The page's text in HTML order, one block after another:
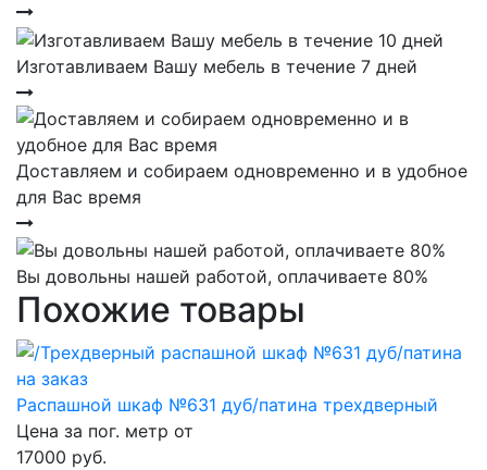
Изготавливаем Вашу мебель в течение 7 дней
Доставляем и собираем одновременно и в удобное
для Вас время
Вы довольны нашей работой, оплачиваете 80%
Похожие товары
Распашной шкаф №631 дуб/патина трехдверный
Цена за пог. метр от
17000 руб.